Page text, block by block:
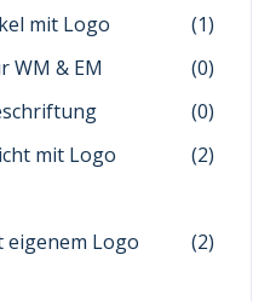
mit Logo
(1)
WM & EM
(0)
(0)
mit Logo
(2)
eigenem Logo
(2)